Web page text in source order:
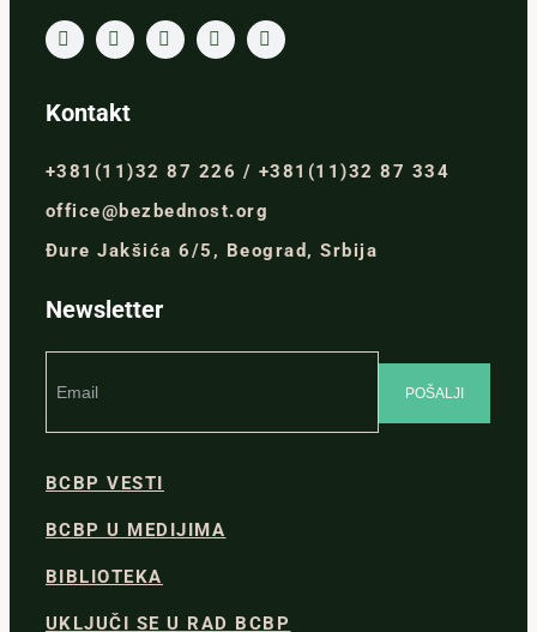
Kontakt
+381(11)32 87 226 / +381(11)32 87 334
office@bezbednost.org
Đure Jakšića 6/5, Beograd, Srbija
Newsletter
BCBP VESTI
BCBP U MEDIJIMA
BIBLIOTEKA
UKLJUČI SE U RAD BCBP